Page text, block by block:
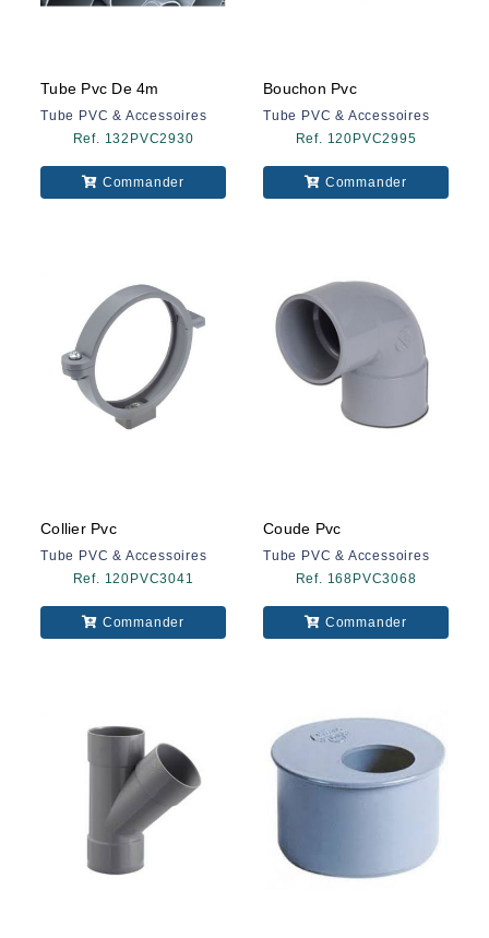
Tube Pvc De 4m
Tube PVC & Accessoires
Ref. 132PVC2930
Commander
Bouchon Pvc
Tube PVC & Accessoires
Ref. 120PVC2995
Commander
Collier Pvc
Tube PVC & Accessoires
Ref. 120PVC3041
Commander
Coude Pvc
Tube PVC & Accessoires
Ref. 168PVC3068
Commander